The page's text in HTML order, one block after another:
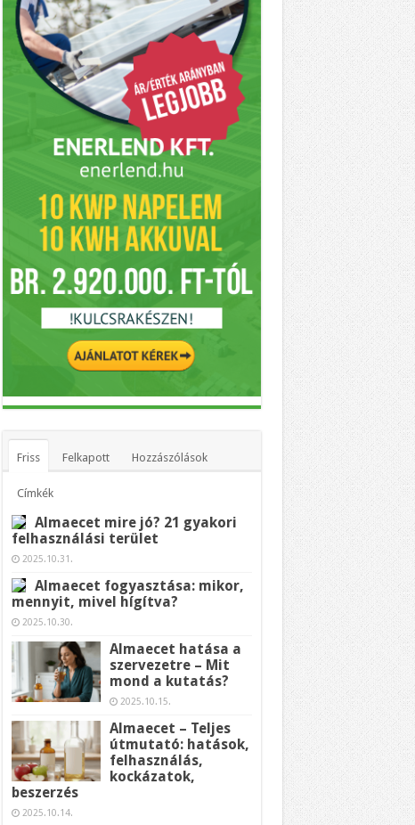
Friss Felkapott Hozzászólások
Címkék
Almaecet mire jó? 21 gyakori
felhasználási terület
2025.10.31.
Almaecet fogyasztása: mikor,
mennyit, mivel hígítva?
2025.10.30.
Almaecet hatása a
szervezetre – Mit
mond a kutatás?
2025.10.15.
Almaecet – Teljes
útmutató: hatások,
felhasználás,
kockázatok,
beszerzés
2025.10.14.